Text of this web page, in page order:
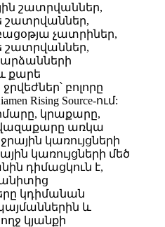
շատրվաններ,
չատրիներ,
շատրվաններ,
քարե
բոլորը
Rising Source-ում:
կրաքարը,
առկա
կառույցների
կառույցների մեծ
դիմացկուն է,
կդիմանան
և
կյանքի